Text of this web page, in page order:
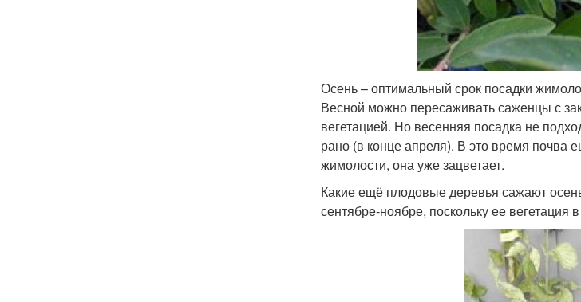
Осень – оптимальный срок посадки
Весной можно пересаживать саженцы с
вегетацией. Но весенняя посадка не
рано (в конце апреля). В это время почва
жимолости, она уже зацветает.
Какие ещё плодовые деревья сажают
сентябре-ноябре, поскольку ее